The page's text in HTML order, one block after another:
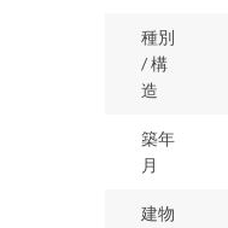
種別
/ 構
造
築年
月
建物